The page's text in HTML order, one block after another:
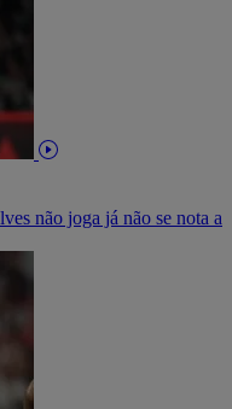
não joga já não se nota a